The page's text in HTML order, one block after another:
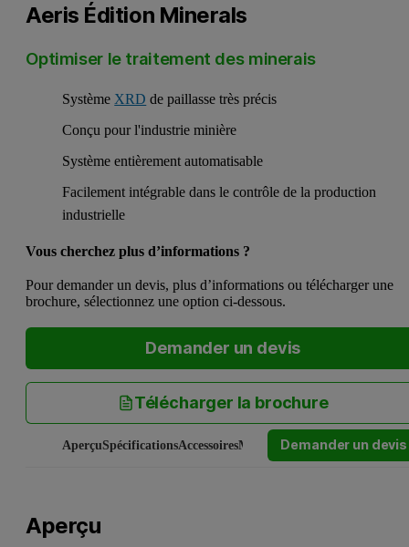
Aeris Édition Minerals
Optimiser le traitement des minerais
Système XRD de paillasse très précis
Conçu pour l'industrie minière
Système entièrement automatisable
Facilement intégrable dans le contrôle de la production
industrielle
Vous cherchez plus d’informations ?
Pour demander un devis, plus d’informations ou télécharger une
brochure, sélectionnez une option ci-dessous.
Demander un devis
Télécharger la brochure
AperçuSpécificationsAccessoiresManuels et logicielsService et
Demander un devis
Aperçu